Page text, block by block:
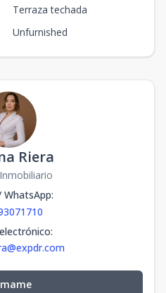
Terraza techada
Unfurnished
Riera
WhatsApp:
: